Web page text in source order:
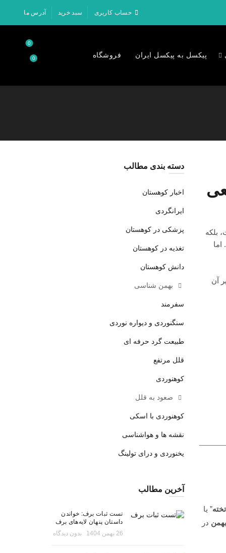
حساب کاربری سبد خرید آدرس ما
پیکسل به پیکسل ایران فروشگاه
0
0
بلکه
آن
تخته” یا
در
دسته بندی مطالب
اخبار کوهستان
ایرانگردی
پزشکی در کوهستان
تغذیه در کوهستان
دانش کوهستان
بهمن شناسی
سفرمند
سنگنوردی و دیواره نوردی
طبیعت گرد حرفه ای
قلل مرتفع
کوهنوردی
صعود به قلل
کوهنوردی با اسکی
نقشه ها و هواشناسی
یخنوردی و درای تولینگ
آخرین مطالب
تست ثبات برف: خواندن
داستان پنهان لایه‌های برف
26 بهمن 1404
بدون دیدگاه